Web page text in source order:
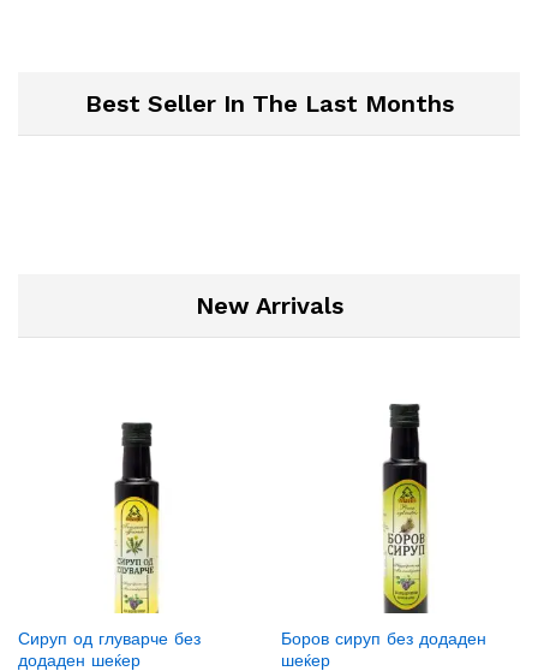
Best Seller In The Last Months
New Arrivals
Сируп од глуварче без
додаден шеќер
Боров сируп без додаден
шеќер